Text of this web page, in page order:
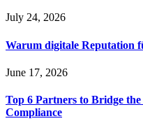
July 24, 2026
Warum digitale Reputation
June 17, 2026
Top 6 Partners to Bridge
Compliance